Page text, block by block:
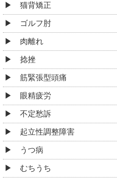
猫背矯正
ゴルフ肘
肉離れ
捻挫
筋緊張型頭痛
眼精疲労
不定愁訴
起立性調整障害
うつ病
むちうち